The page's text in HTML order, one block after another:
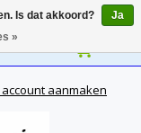
account aanmaken
Is dat akkoord?
Ja
»